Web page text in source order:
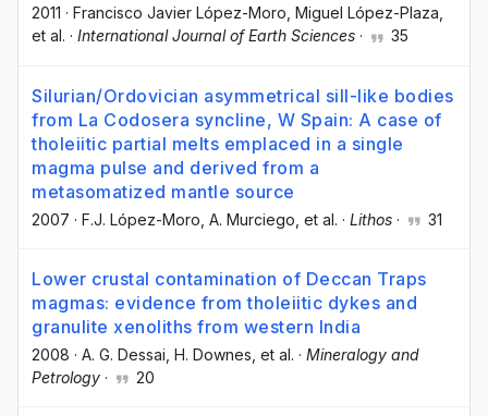
2011 · Francisco Javier López-Moro , Miguel López-Plaza
et al. · International Journal of Earth Sciences · 35
Silurian/Ordovician asymmetrical sill-like bodies
from La Codosera syncline, W Spain: A case of
tholeiitic partial melts emplaced in a single
magma pulse and derived from a
metasomatized mantle source
2007 · F.J. López-Moro , A. Murciego , et al. · Lithos · 31
Lower crustal contamination of Deccan Traps
magmas: evidence from tholeiitic dykes and
granulite xenoliths from western India
2008 · A. G. Dessai , H. Downes , et al. · Mineralogy and
Petrology · 20